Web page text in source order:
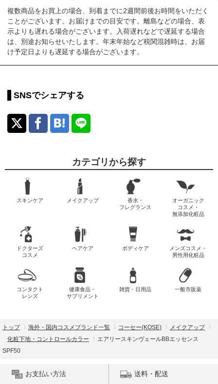
複数商品をお買上の場合、到着までに2週間前後お時間をいただく
ことがございます。お届けまでの目安です。離島などの場合、表
示よりも遅れる場合がございます。入荷遅れなどで遅延する場合
は、別途お知らせいたします。年末年始など税関混雑時は、お届
け予定日よりも遅延する場合がございます。
SNSでシェアする
カテゴリから探す
スキンケア メイクアップ
香水・
フレグランス
オーガニック
コスメ・
無添加化粧品
ドクターズ
コスメ
ヘアケア ボディケア
メンズコスメ・
男性用化粧品
コンタクト
レンズ
健康食品・
サプリメント
雑貨・日用品 一般市販薬
トップ 海外・国内コスメブランド一覧 コーセー(KOSE)
メイクアップ
化粧下地・コントロールカラー
エアリースキンヴェールBBエッセンス
SPF50
お支払い方法 送料・配送